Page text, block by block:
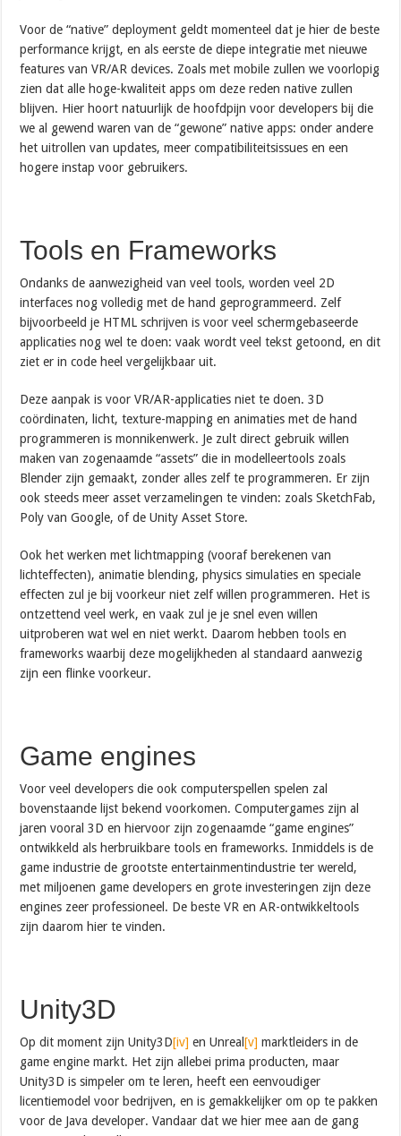
Voor de “native” deployment geldt momenteel dat je hier de beste
performance krijgt, en als eerste de diepe integratie met nieuwe
features van VR/AR devices. Zoals met mobile zullen we voorlopig
zien dat alle hoge-kwaliteit apps om deze reden native zullen
blijven. Hier hoort natuurlijk de hoofdpijn voor developers bij die
we al gewend waren van de “gewone” native apps: onder andere
het uitrollen van updates, meer compatibiliteitsissues en een
hogere instap voor gebruikers.
Tools en Frameworks
Ondanks de aanwezigheid van veel tools, worden veel 2D
interfaces nog volledig met de hand geprogrammeerd. Zelf
bijvoorbeeld je HTML schrijven is voor veel schermgebaseerde
applicaties nog wel te doen: vaak wordt veel tekst getoond, en dit
ziet er in code heel vergelijkbaar uit.
Deze aanpak is voor VR/AR-applicaties niet te doen. 3D
coördinaten, licht, texture-mapping en animaties met de hand
programmeren is monnikenwerk. Je zult direct gebruik willen
maken van zogenaamde “assets” die in modelleertools zoals
Blender zijn gemaakt, zonder alles zelf te programmeren. Er zijn
ook steeds meer asset verzamelingen te vinden: zoals SketchFab,
Poly van Google, of de Unity Asset Store.
Ook het werken met lichtmapping (vooraf berekenen van
lichteffecten), animatie blending, physics simulaties en speciale
effecten zul je bij voorkeur niet zelf willen programmeren. Het is
ontzettend veel werk, en vaak zul je je snel even willen
uitproberen wat wel en niet werkt. Daarom hebben tools en
frameworks waarbij deze mogelijkheden al standaard aanwezig
zijn een flinke voorkeur.
Game engines
Voor veel developers die ook computerspellen spelen zal
bovenstaande lijst bekend voorkomen. Computergames zijn al
jaren vooral 3D en hiervoor zijn zogenaamde “game engines”
ontwikkeld als herbruikbare tools en frameworks. Inmiddels is de
game industrie de grootste entertainmentindustrie ter wereld,
met miljoenen game developers en grote investeringen zijn deze
engines zeer professioneel. De beste VR en AR-ontwikkeltools
zijn daarom hier te vinden.
Unity3D
Op dit moment zijn Unity3D[iv] en Unreal[v] marktleiders in de
game engine markt. Het zijn allebei prima producten, maar
Unity3D is simpeler om te leren, heeft een eenvoudiger
licentiemodel voor bedrijven, en is gemakkelijker om op te pakken
voor de Java developer. Vandaar dat we hier mee aan de gang